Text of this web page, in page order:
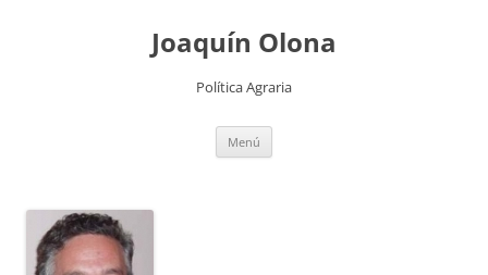
Joaquín Olona
Política Agraria
Menú